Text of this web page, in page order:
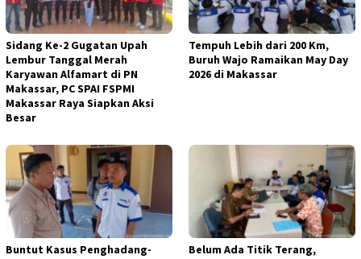
Sidang Ke-2 Gugatan Upah
Lembur Tanggal Merah
Karyawan Alfamart di PN
Makassar, PC SPAI FSPMI
Makassar Raya Siapkan Aksi
Besar
Tempuh Lebih dari 200 Km,
Buruh Wajo Ramaikan May Day
2026 di Makassar
Buntut Kasus Penghadang-
Belum Ada Titik Terang,